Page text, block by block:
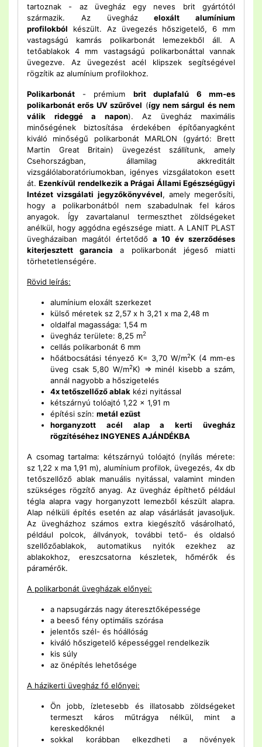
tartoznak - az üvegház egy neves brit gyártótól
származik. Az üvegházeloxált alumínium
profilokból készült. Az üvegezés hőszigetelő, 6 mm
vastagságú kamrás polikarbonát lemezekből áll. A
tetőablakok 4 mm vastagságú polikarbonáttal vannak
üvegezve. Az üvegezést acél klipszek segítségével
rögzítik az alumínium profilokhoz.
Polikarbonát - prémium brit duplafalú 6 mm-es
polikarbonát erős UV szűrővel (így nem sárgul és nem
válik rideggé a napon). Az üvegház maximális
minőségének biztosítása érdekében építőanyagként
kiváló minőségű polikarbonát MARLON (gyártó: Brett
Martin Great Britain) üvegezést szállítunk, amely
Csehországban, államilag akkreditált
vizsgálólaboratóriumokban, igényes vizsgálatokon esett
át.Ezenkívül rendelkezik a Prágai Állami Egészségügyi
Intézet vizsgálati jegyzőkönyvével, amely megerősíti,
hogy a polikarbonátból nem szabadulnak fel káros
anyagok. Így zavartalanul termeszthet zöldségeket
anélkül, hogy aggódna egészsége miatt. A LANIT PLAST
üvegházaiban magától értetődő a 10 év szerződéses
kiterjesztett garancia a polikarbonát jégeső miatti
törhetetlenségére.
Rövid leírás:
alumínium eloxált szerkezet
külső méretek sz 2,57 x h 3,21 x ma 2,48 m
oldalfal magassága: 1,54 m
üvegház területe: 8,25 m2
cellás polikarbonát 6 mm
hőátbocsátási tényező K= 3,70 W/m2K (4 mm-es
üveg csak 5,80 W/m2K) => minél kisebb a szám,
annál nagyobb a hőszigetelés
4x tetőszellőző ablak kézi nyitással
kétszárnyú tolóajtó 1,22 x 1,91 m
építési szín: metál ezüst
horganyzott acél alap a kerti üvegház
rögzítéséhez INGYENES AJÁNDÉKBA
A csomag tartalma: kétszárnyú tolóajtó (nyílás mérete:
sz 1,22 x ma 1,91 m), alumínium profilok, üvegezés, 4x db
tetőszellőző ablak manuális nyitással, valamint minden
szükséges rögzítő anyag. Az üvegház építhető például
tégla alapra vagy horganyzott lemezből készült alapra.
Alap nélküli építés esetén az alap vásárlását javasoljuk.
Az üvegházhoz számos extra kiegészítő vásárolható,
például polcok, állványok, további tető- és oldalsó
szellőzőablakok, automatikus nyitók ezekhez az
ablakokhoz, ereszcsatorna készletek, hőmérők és
páramérők.
A polikarbonát üvegházak előnyei:
a napsugárzás nagy áteresztőképessége
a beeső fény optimális szórása
jelentős szél- és hóállóság
kiváló hőszigetelő képességgel rendelkezik
kis súly
az önépítés lehetősége
A házikerti üvegház fő előnyei:
Ön jobb, ízletesebb és illatosabb zöldségeket
termeszt káros műtrágya nélkül, mint a
kereskedőknél
sokkal korábban elkezdheti a növények